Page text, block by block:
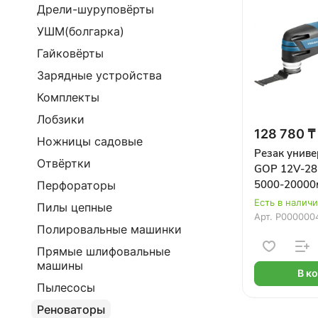
128 780 ₸
Резак
GOP 12V-
5000-
аккум. и ЗУ)
Есть в
Арт.
В
Дрели-шуруповёрты
УШМ(болгарка)
Гайковёрты
Зарядные устройства
Комплекты
Лобзики
Ножницы садовые
Отвёртки
Перфораторы
Пилы цепные
Полировальные машинки
Прямые шлифовальные
машины
Пылесосы
Реноваторы